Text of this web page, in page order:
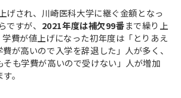
げされ、川崎医科大学に継ぐ金額となっ
すが、 2021年度は補欠99番まで繰り上
学費が値上げになった初年度は「とりあえ
が高いので入学を辞退した」人が多く、
そも学費が高いので受けない」人が増加
。